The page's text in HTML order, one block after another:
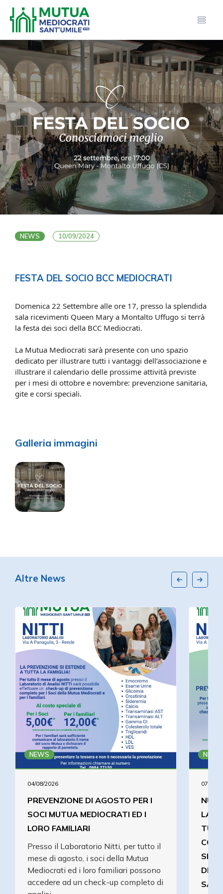
NEWS 10/09/2024
FESTA DEL SOCIO BCC MEDIOCRATI
Domenica 22 Settembre alle ore 17, presso la splendida
sala ricevimenti Queen Mary a Montalto Uffugo si terrà
la festa dei soci della BCC Mediocrati.
La Mutua Mediocrati sarà presente con uno spazio
dedicato per illustrare tutti i vantaggi dell’associazione e
illustrare il calendario delle prossime attività previste
per i mesi di ottobre e novembre: prevenzione sanitaria,
gite e corsi speciali.
Galleria immagini
Altre News
NEWS
04/08/2026
PREVENZIONE DI AGOSTO PER I
SOCI MUTUA MEDIOCRATI ED I
LORO FAMILIARI
Presso il Laboratorio Nitti, per tutto il
mese di agosto, i soci della Mutua
Mediocrati ed i loro familiari possono
accedere ad un check-up completo di
NEWS
07/07/